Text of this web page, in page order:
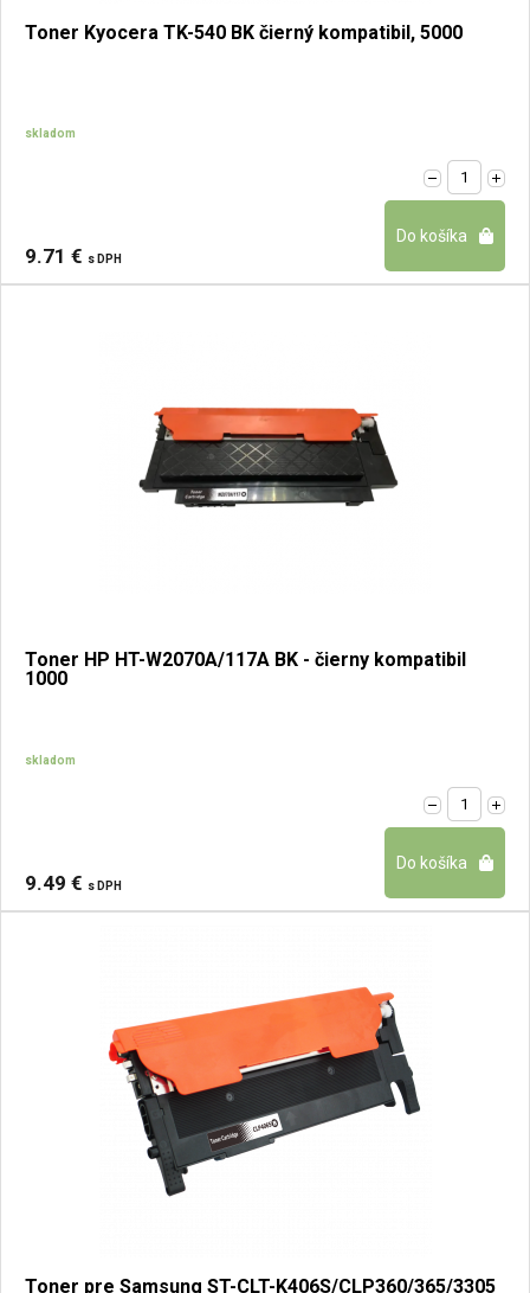
Toner Kyocera TK-540 BK čierný kompatibil, 5000
skladom
9.71 € s DPH
Toner HP HT-W2070A/117A BK - čierny kompatibil
1000
skladom
9.49 € s DPH
Toner pre Samsung ST-CLT-K406S/CLP360/365/3305